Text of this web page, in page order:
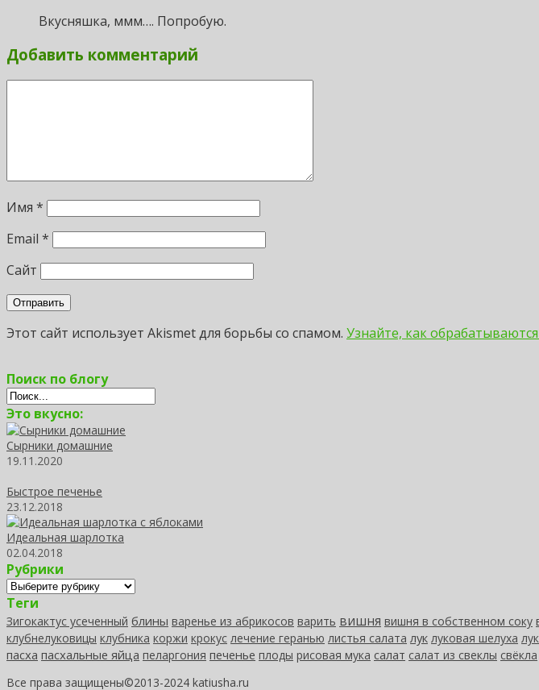
Вкусняшка, ммм…. Попробую.
Добавить комментарий
Имя *
Email *
Сайт
Этот сайт использует Akismet для борьбы со спамом. Узнайте, как
Поиск по блогу
Это вкусно:
Сырники домашние
19.11.2020
Быстрое печенье
23.12.2018
Идеальная шарлотка
02.04.2018
Рубрики
Рубрики
Теги
Зигокактус усеченный блины варенье из абрикосов варить вишня вишня в собственном соку
клубнелуковицы клубника коржи крокус лечение геранью листья салата лук луковая шелуха
пасха пасхальные яйца пеларгония печенье плоды рисовая мука салат салат из свеклы свёкла
Все права защищены©2013-2024 katiusha.ru